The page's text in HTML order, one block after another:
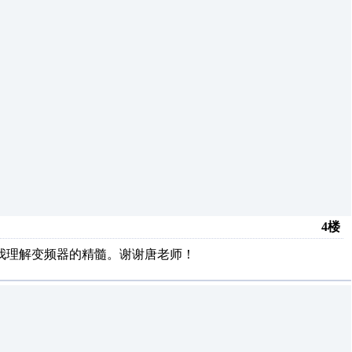
4楼
解变频器的精髓。谢谢唐老师！